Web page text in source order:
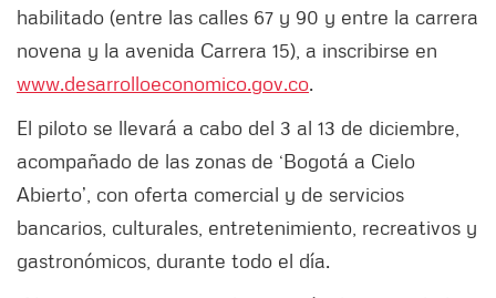
habilitado (entre las calles 67 y 90 y entre la carrera
novena y la avenida Carrera 15), a inscribirse en
www.desarrolloeconomico.gov.co.
El piloto se llevará a cabo del 3 al 13 de diciembre,
acompañado de las zonas de ‘Bogotá a Cielo
Abierto’, con oferta comercial y de servicios
bancarios, culturales, entretenimiento, recreativos y
gastronómicos, durante todo el día.